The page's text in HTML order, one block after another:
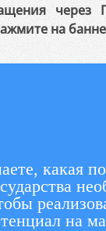
через
на
какая
на